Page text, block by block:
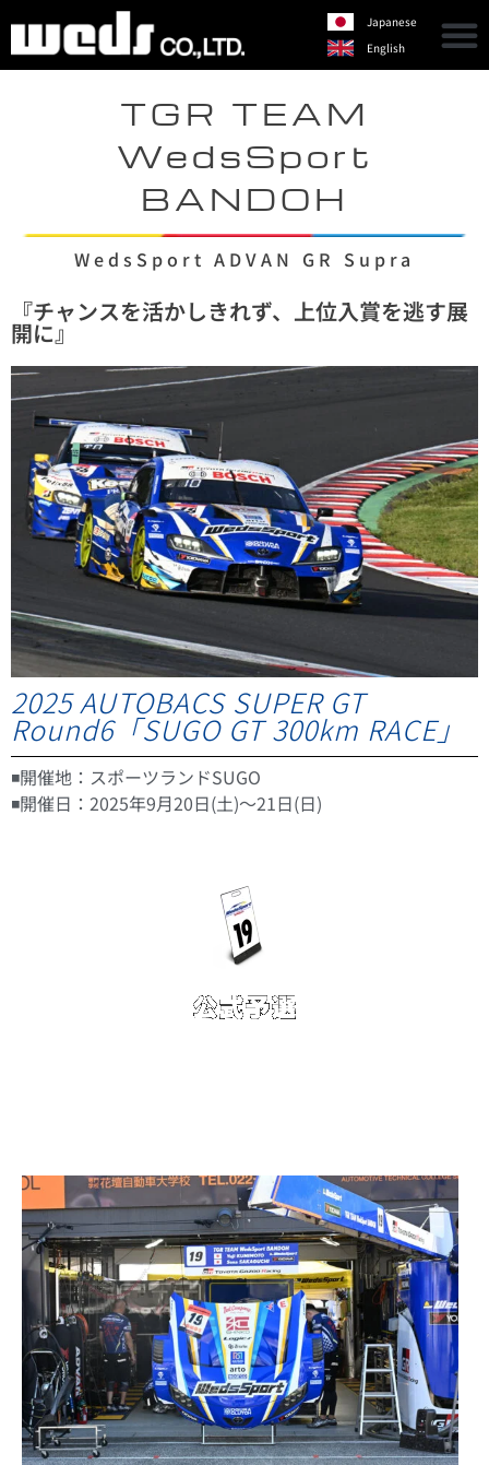
Japanese
English
TGR TEAM
WedsSport
BANDOH
WedsSport ADVAN GR Supra
『チャンスを活かしきれず、上位入賞を逃す展
開に』
2025 AUTOBACS SUPER GT
Round6「SUGO GT 300km RACE」
◾️開催地：スポーツランドSUGO
◾️開催日：2025年9月20日(土)〜21日(日)